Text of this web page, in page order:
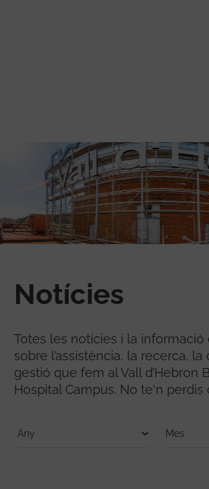
Notícies
Totes les notícies i la informació
sobre l’assistència, la recerca,
gestió que fem al Vall d’Hebron
Hospital Campus. No te'n perdis